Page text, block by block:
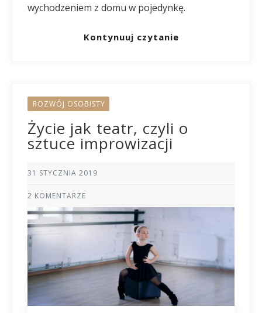
wychodzeniem z domu w pojedynkę.
Kontynuuj czytanie
ROZWÓJ OSOBISTY
Życie jak teatr, czyli o
sztuce improwizacji
31 STYCZNIA 2019
2 KOMENTARZE